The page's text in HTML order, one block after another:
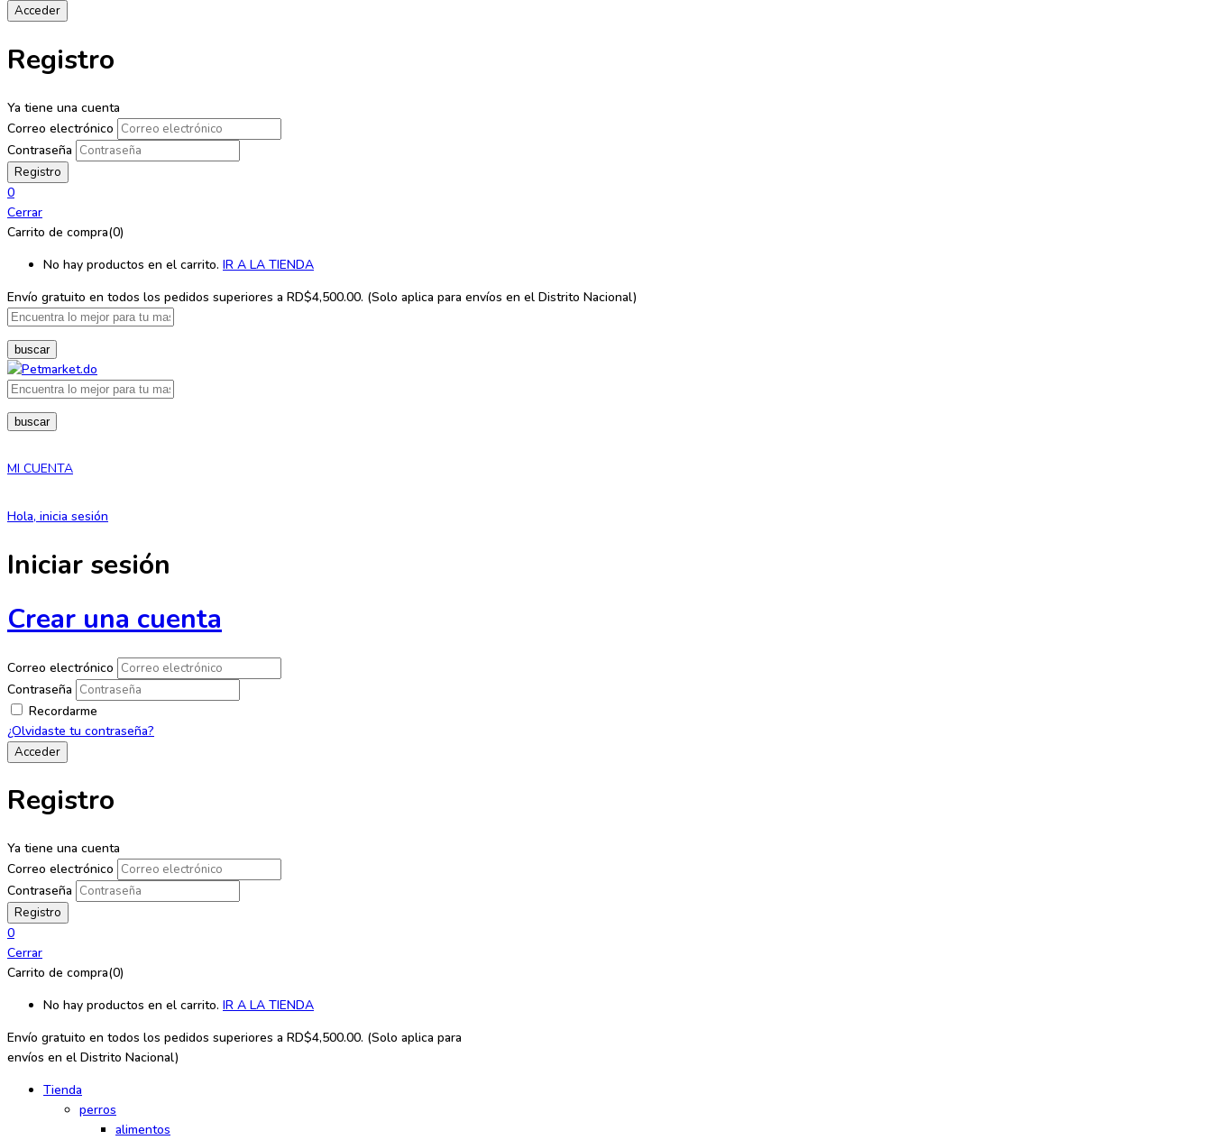
Registro
Ya tiene una cuenta
Correo electrónico
Contraseña
0
Cerrar
Carrito de compra(0)
No hay productos en el carrito. IR A LA TIENDA
Envío gratuito en todos los pedidos superiores a RD$4,500.00. (Solo aplica para envíos en el Distrito Nacional)
buscar
buscar
MI CUENTA
Hola, inicia sesión
Iniciar sesión
Crear una cuenta
Correo electrónico
Contraseña
Recordarme
¿Olvidaste tu contraseña?
Registro
Ya tiene una cuenta
Correo electrónico
Contraseña
0
Cerrar
Carrito de compra(0)
No hay productos en el carrito. IR A LA TIENDA
Envío gratuito en todos los pedidos superiores a RD$4,500.00. (Solo aplica para
envíos en el Distrito Nacional)
Tienda
perros
alimentos